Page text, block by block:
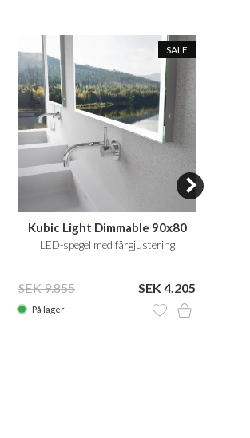
SALE
Kubic Light Dimmable 90x80
LED-spegel med färgjustering
SEK 9.855 SEK 4.205
På lager